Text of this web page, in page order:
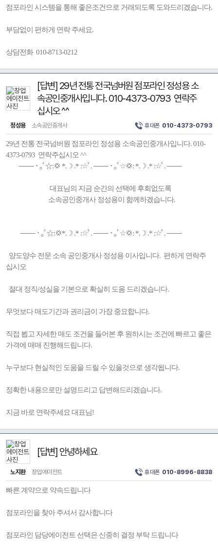
점포라인 시스템을 통해 좋은조건으로 거래되도록 도와드리겠습니다.
부담없이 편하게 연락 주세요.
상담전화 010-8713-0212
[답변] 29년 전통 전국넘버원 점포라인 정성용 소
속공인중개사입니다. 010-4373-0793 연락주
십시오 ^^
정성용 소속공인중개사 휴대폰 010-4373-0793
29년 전통 전국넘버원 점포라인 정성용 소속공인중개사입니다. 010-
4373-0793 연락주십시오 ^^
─── ･ ｡ﾟ☆:💢 *.☽ .* :☆ﾟ. ─── ･ ｡ﾟ☆💢: *.☽ .* :☆ﾟ. ───
대표님의 지금 순간의 선택에 후회없도록
소속공인중개사 정성용이 함께하겠습니다.
─── ･ ｡ﾟ☆:💢*.☽ .* :☆ﾟ. ─── ･ ｡ﾟ☆💢: *.☽ .* :☆ﾟ. ───
양도양수 전문 소속 공인중개사 정성용 이사입니다. 편하게 연락주
십시오
절대 정직/성실을 기본으로 확실히 도움 드리겠습니다.
무엇보다 매도기간과 권리금이 가장 중요합니다.
직접 뵙고 자세한 매도 조건을 들어본 후 원하시는 조건에 빠르고 좋은
가격에 매매 진행해드립니다.
누구보다 현실적인 도움을 드릴 수 있을것으로 생각됩니다.
정확한 내용으로만 설명드리고 답변해드리겠습니다.
지금 바로 연락주세요 대표님!
[답변] 안녕하세요
노지환 창업에이전트 휴대폰 010-8996-8838
빠른 계약으로 약속드립니다
점포라인을 찾아 주셔서 감사합니다
점포라인 담당에이전트 선택은 신중히 결정 부탁 드립니다